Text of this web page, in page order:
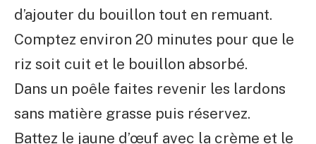
d’ajouter du bouillon tout en remuant.
Comptez environ 20 minutes pour que le
riz soit cuit et le bouillon absorbé.
Dans un poêle faites revenir les lardons
sans matière grasse puis réservez.
Battez le jaune d’œuf avec la crème et le